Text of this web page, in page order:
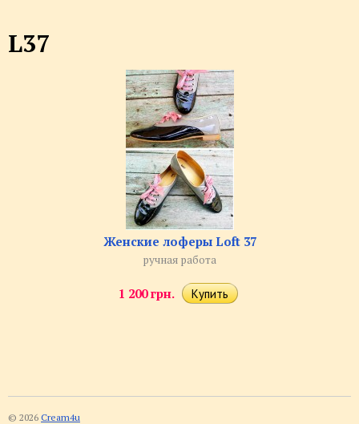
L37
Женские лоферы Loft 37
ручная работа
1 200 грн.
© 2026 Cream4u